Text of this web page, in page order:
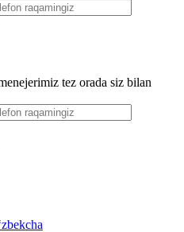
tez orada siz bilan